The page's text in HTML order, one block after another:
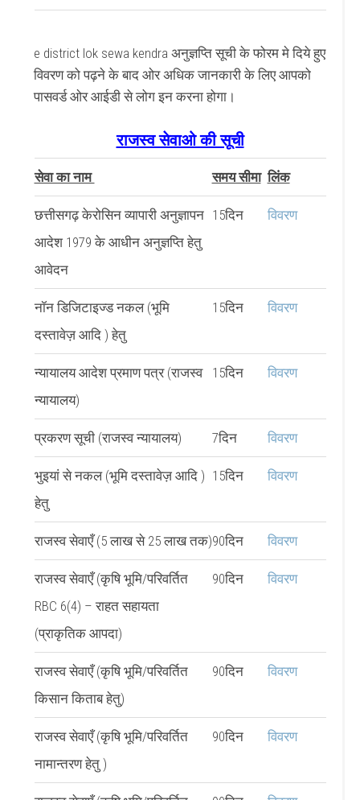
e district lok sewa kendra अनुज्ञप्ति सूची के फोरम मे दिये हुए
विवरण को पढ़ने के बाद ओर अधिक जानकारी के लिए आपको
पासवर्ड ओर आईडी से लोग इन करना होगा।
राजस्व सेवाओ की सूची
सेवा का नाम समय सीमा लिंक
छत्तीसगढ़ केरोसिन व्यापारी अनुज्ञापन
आदेश 1979 के आधीन अनुज्ञप्ति हेतु
आवेदन
15दिन विवरण
नॉन डिजिटाइज्ड नकल (भूमि
दस्तावेज़ आदि ) हेतु
15दिन विवरण
न्यायालय आदेश प्रमाण पत्र (राजस्व
न्यायालय)
15दिन विवरण
प्रकरण सूची (राजस्व न्यायालय) 7दिन विवरण
भुइयां से नकल (भूमि दस्तावेज़ आदि )
हेतु
15दिन विवरण
राजस्व सेवाएँ (5 लाख से 25 लाख तक)90दिन विवरण
राजस्व सेवाएँ (कृषि भूमि/परिवर्तित
RBC 6(4) – राहत सहायता
(प्राकृतिक आपदा)
90दिन विवरण
राजस्व सेवाएँ (कृषि भूमि/परिवर्तित
किसान किताब हेतु)
90दिन विवरण
राजस्व सेवाएँ (कृषि भूमि/परिवर्तित
नामान्तरण हेतु )
90दिन विवरण